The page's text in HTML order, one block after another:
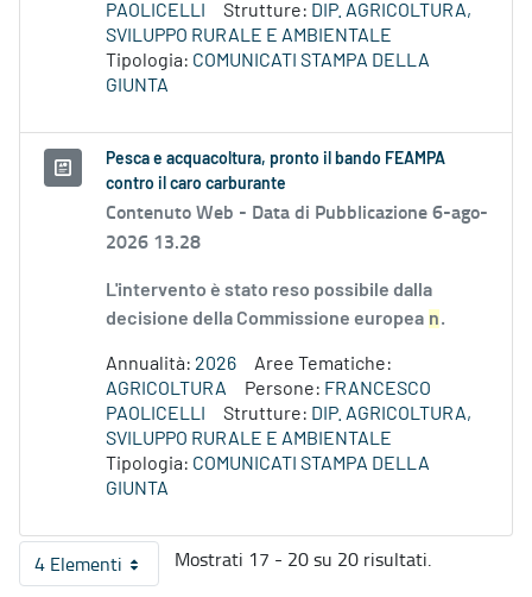
PAOLICELLI
Strutture: DIP. AGRICOLTURA,
SVILUPPO RURALE E AMBIENTALE
Tipologia: COMUNICATI STAMPA DELLA
GIUNTA
Pesca e acquacoltura, pronto il bando FEAMPA
contro il caro carburante
Contenuto Web - Data di Pubblicazione 6-ago-
2026 13.28
L'intervento è stato reso possibile dalla
decisione della Commissione europea n.
Annualità: 2026
Aree Tematiche:
AGRICOLTURA
Persone: FRANCESCO
PAOLICELLI
Strutture: DIP. AGRICOLTURA,
SVILUPPO RURALE E AMBIENTALE
Tipologia: COMUNICATI STAMPA DELLA
GIUNTA
4 ElementiPer pagina
Mostrati 17 - 20 su 20 risultati.